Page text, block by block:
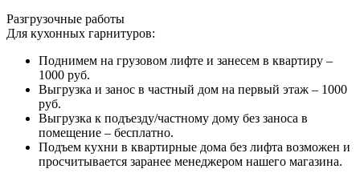
Разгрузочные работы
Для кухонных гарнитуров:
Поднимем на грузовом лифте и занесем в квартиру –
1000 руб.
Выгрузка и занос в частный дом на первый этаж – 1000
руб.
Выгрузка к подъезду/частному дому без заноса в
помещение – бесплатно.
Подъем кухни в квартирные дома без лифта возможен и
просчитывается заранее менеджером нашего магазина.